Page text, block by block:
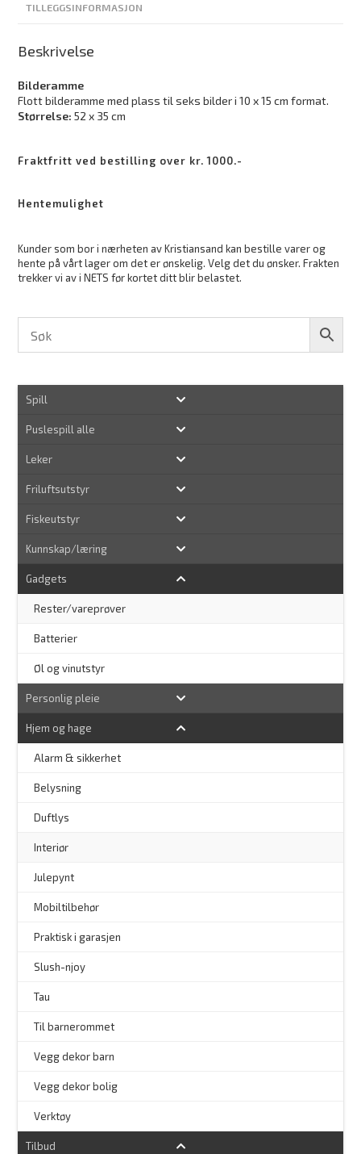
TILLEGGSINFORMASJON
Beskrivelse
Bilderamme
Flott bilderamme med plass til seks bilder i 10 x 15 cm format.
Størrelse:52 x 35 cm
Fraktfritt ved bestilling over kr. 1000.-
Hentemulighet
Kunder som bor i nærheten av Kristiansand kan bestille varer og
hente på vårt lager om det er ønskelig. Velg det du ønsker. Frakten
trekker vi av i NETS før kortet ditt blir belastet.
Spill
Puslespill alle
Leker
Friluftsutstyr
Fiskeutstyr
Kunnskap/læring
Gadgets
Rester/vareprøver
Batterier
Øl og vinutstyr
Personlig pleie
Hjem og hage
Alarm & sikkerhet
Belysning
Duftlys
Interiør
Julepynt
Mobiltilbehør
Praktisk i garasjen
Slush-njoy
Tau
Til barnerommet
Vegg dekor barn
Vegg dekor bolig
Verktøy
Tilbud